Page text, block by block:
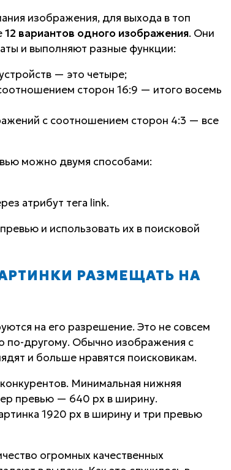
изображения, для выхода в топ
12 вариантов одного изображения. Они
и выполняют разные функции:
— это четыре;
сторон 16:9 — итого восемь
с соотношением сторон 4:3 — все
можно двумя способами:
атрибут тега link.
и использовать их в поисковой
РАЗМЕЩАТЬ НА
на его разрешение. Это не совсем
по-другому. Обычно изображения с
и больше нравятся поисковикам.
Минимальная нижняя
превью — 640 px в ширину.
1920 px в ширину и три превью
огромных качественных